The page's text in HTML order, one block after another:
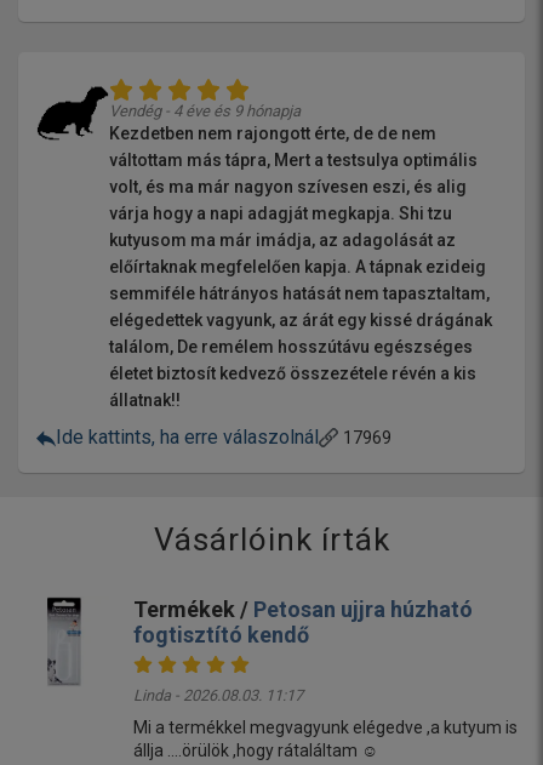
Vendég - 4 éve és 9 hónapja
Kezdetben nem rajongott érte, de de nem
váltottam más tápra, Mert a testsulya optimális
volt, és ma már nagyon szívesen eszi, és alig
várja hogy a napi adagját megkapja. Shi tzu
kutyusom ma már imádja, az adagolását az
előírtaknak megfelelően kapja. A tápnak ezideig
semmiféle hátrányos hatását nem tapasztaltam,
elégedettek vagyunk, az árát egy kissé drágának
találom, De remélem hosszútávu egészséges
életet biztosít kedvező összezétele révén a kis
állatnak!!
Ide kattints, ha erre válaszolnál 17969
Vásárlóink írták
Termékek / Petosan ujjra húzható
fogtisztító kendő
Linda - 2026.08.03. 11:17
Mi a termékkel megvagyunk elégedve ,a kutyum is
állja ....örülök ,hogy rátaláltam ☺️